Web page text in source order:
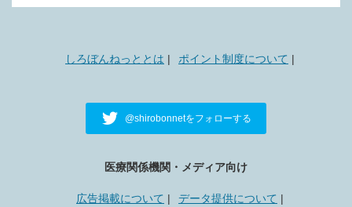
しろぼんねっととは ポイント制度について
@shirobonnetをフォローする
医療関係機関・メディア向け
広告掲載について データ提供について